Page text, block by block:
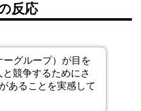
反応
ーグループ）が目を
競争するためにさ
あることを実感して